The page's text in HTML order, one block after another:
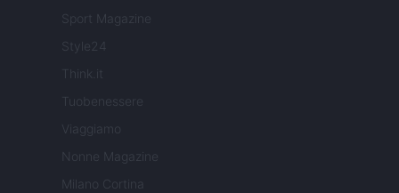
Sport Magazine
Style24
Think.it
Tuobenessere
Viaggiamo
Nonne Magazine
Milano Cortina